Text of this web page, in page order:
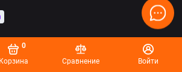
Корзина
0
Сравнение
Войти